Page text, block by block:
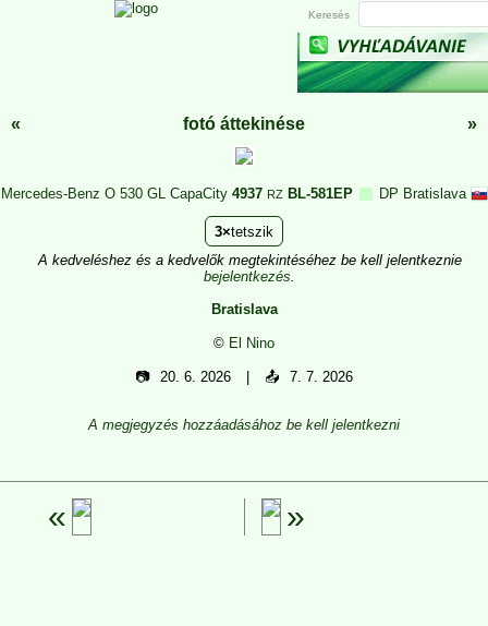
« fotó áttekinése »
Mercedes-Benz O 530 GL CapaCity 4937 RZ BL-581EP DP Bratislava
3 tetszik
A kedveléshez és a kedvelők megtekintéséhez be kell jelentkeznie
bejelentkezés.
Bratislava
© El Nino
📷 20. 6. 2026 📤 7. 7. 2026
A megjegyzés hozzáadásához be kell jelentkezni
Keresés